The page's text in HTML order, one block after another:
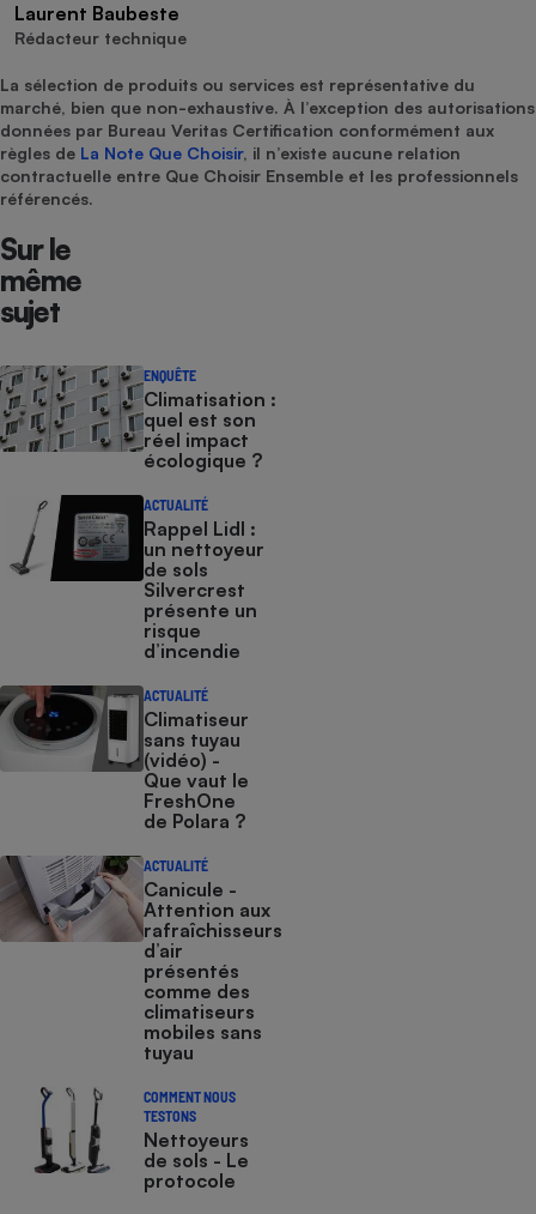
Laurent Baubeste
Rédacteur technique
La sélection de produits ou services est représentative du
marché, bien que non-exhaustive. À l’exception des autorisations
données par Bureau Veritas Certification conformément aux
règles de La Note Que Choisir, il n’existe aucune relation
contractuelle entre Que Choisir Ensemble et les professionnels
référencés.
Sur le
même
sujet
ENQUÊTE
Climatisation :
quel est son
réel impact
écologique ?
ACTUALITÉ
Rappel Lidl :
un nettoyeur
de sols
Silvercrest
présente un
risque
d’incendie
ACTUALITÉ
Climatiseur
sans tuyau
(vidéo) -
Que vaut le
FreshOne
de Polara ?
ACTUALITÉ
Canicule -
Attention aux
rafraîchisseurs
d’air
présentés
comme des
climatiseurs
mobiles sans
tuyau
COMMENT NOUS
TESTONS
Nettoyeurs
de sols - Le
protocole